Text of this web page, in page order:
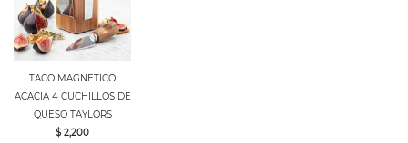
TACO MAGNETICO
ACACIA 4 CUCHILLOS DE
QUESO TAYLORS
$ 2,200